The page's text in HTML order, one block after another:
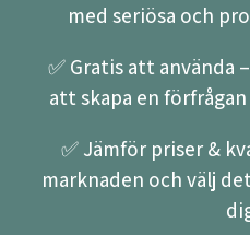
med seriösa och
✅ Gratis att använda
att skapa en
✅ Jämför priser &
marknaden och välj